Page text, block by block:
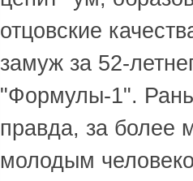
отцовские
замуж за 52-
"Формулы-1".
правда, за более
молодым